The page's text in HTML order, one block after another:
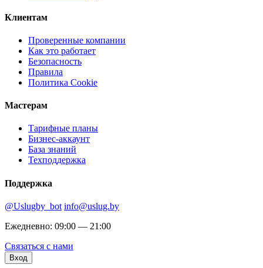
Клиентам
Проверенные компании
Как это работает
Безопасность
Правила
Политика Cookie
Мастерам
Тарифные планы
Бизнес-аккаунт
База знаний
Техподдержка
Поддержка
@Uslugby_bot info@uslug.by
Ежедневно: 09:00 — 21:00
Связаться с нами
Вход